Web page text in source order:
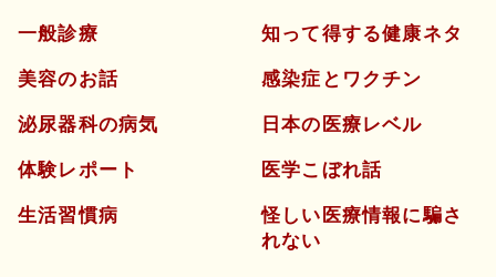
一般診療
美容のお話
泌尿器科の病気
体験レポート
生活習慣病
知って得する健康ネタ
感染症とワクチン
日本の医療レベル
医学こぼれ話
怪しい医療情報に騙さ
れない